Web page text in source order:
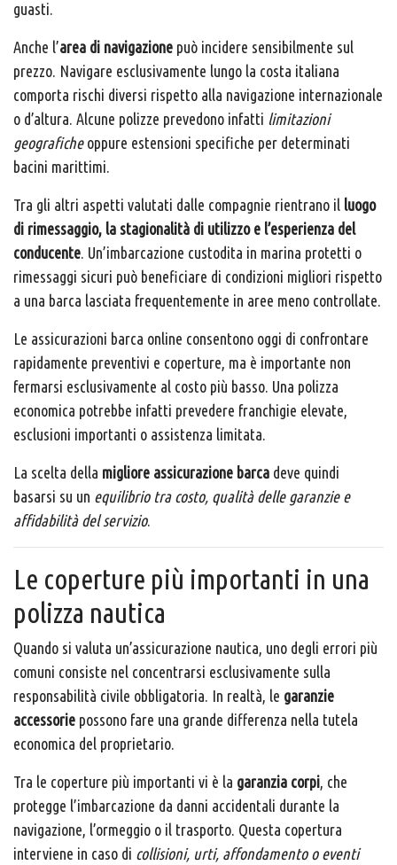
guasti.
Anche l’area di navigazione può incidere sensibilmente sul
prezzo. Navigare esclusivamente lungo la costa italiana
comporta rischi diversi rispetto alla navigazione internazionale
o d’altura. Alcune polizze prevedono infatti limitazioni
geografiche oppure estensioni specifiche per determinati
bacini marittimi.
Tra gli altri aspetti valutati dalle compagnie rientrano il luogo
di rimessaggio, la stagionalità di utilizzo e l’esperienza del
conducente . Un’imbarcazione custodita in marina protetti o
rimessaggi sicuri può beneficiare di condizioni migliori rispetto
a una barca lasciata frequentemente in aree meno controllate.
Le assicurazioni barca online consentono oggi di confrontare
rapidamente preventivi e coperture, ma è importante non
fermarsi esclusivamente al costo più basso. Una polizza
economica potrebbe infatti prevedere franchigie elevate,
esclusioni importanti o assistenza limitata.
La scelta della migliore assicurazione barca deve quindi
basarsi su un equilibrio tra costo, qualità delle garanzie e
affidabilità del servizio.
Le coperture più importanti in una
polizza nautica
Quando si valuta un’assicurazione nautica, uno degli errori più
comuni consiste nel concentrarsi esclusivamente sulla
responsabilità civile obbligatoria. In realtà, le garanzie
accessorie possono fare una grande differenza nella tutela
economica del proprietario.
Tra le coperture più importanti vi è la garanzia corpi , che
protegge l’imbarcazione da danni accidentali durante la
navigazione, l’ormeggio o il trasporto. Questa copertura
interviene in caso di collisioni, urti, affondamento o eventi